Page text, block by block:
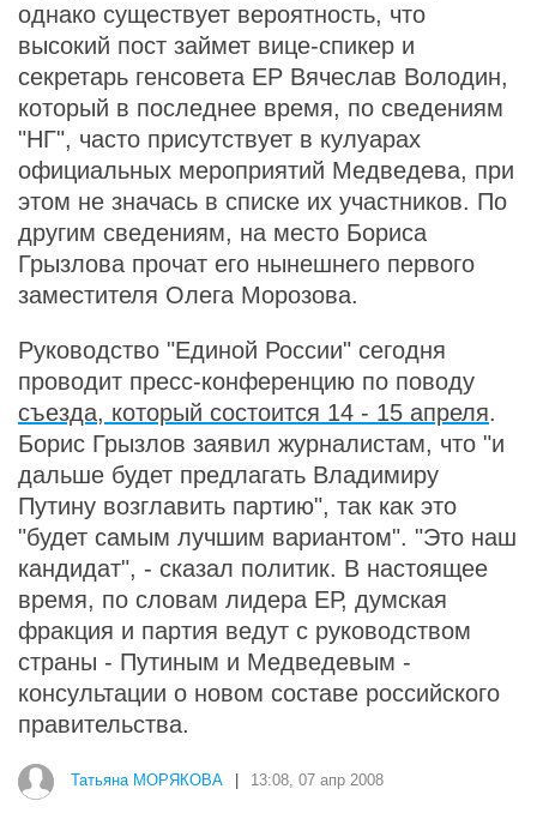
однако существует вероятность, что
высокий пост займет вице-спикер и
секретарь генсовета ЕР Вячеслав Володин,
который в последнее время, по сведениям
"НГ", часто присутствует в кулуарах
официальных мероприятий Медведева, при
этом не значась в списке их участников. По
другим сведениям, на место Бориса
Грызлова прочат его нынешнего первого
заместителя Олега Морозова.
Руководство "Единой России" сегодня
проводит пресс-конференцию по поводу
съезда, который состоится 14 - 15 апреля.
Борис Грызлов заявил журналистам, что "и
дальше будет предлагать Владимиру
Путину возглавить партию", так как это
"будет самым лучшим вариантом". "Это наш
кандидат", - сказал политик. В настоящее
время, по словам лидера ЕР, думская
фракция и партия ведут с руководством
страны - Путиным и Медведевым -
консультации о новом составе российского
правительства.
Татьяна МОРЯКОВА 13:08, 07 апр 2008